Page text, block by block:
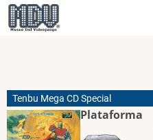
Pasar
al
Tenbu Mega CD Special
Plataforma